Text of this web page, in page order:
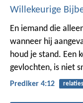
Willekeurige
En iemand die
wanneer hij
houd je stand. Een
gevlochten, is niet
Prediker 4:12 relaties